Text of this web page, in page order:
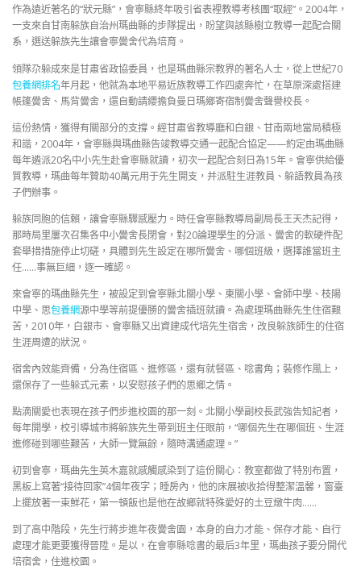
作為遠近著名的“狀元縣”，會寧縣終年吸引省表裡教導考核團“取經”。2004年，
一支來自甘南躲族自治州瑪曲縣的步隊提出，盼望與該縣樹立教導一起配合關
系，選送躲族先生讓會寧黌舍代為培育。
領隊尕躲成來是甘肅省政協委員，也是瑪曲縣宗教界的著名人士，從上世紀70
包養網排名年月起，他就為本地平易近族教導工作四處奔忙，在草原深處搭建
帳篷黌舍、馬背黌舍，還自動請纓擔負曼日瑪鄉寄宿制黌舍聲譽校長。
這份熱情，獲得有關部分的支撐。經甘肅省教導廳和白銀、甘南兩地當局積極
和諧，2004年，會寧縣與瑪曲縣告竣教導交通一起配合協定——約定由瑪曲縣
每年遴派20名中小先生赴會寧縣就讀，初次一起配合刻日為15年。會寧供給優
質教導，瑪曲每年贊助40萬元用于先生開支，并派駐生涯教員、躲語教員為孩
子們辦事。
躲族同胞的信賴，讓會寧縣驟感壓力。時任會寧縣教導局副局長王天杰記得，
那時局里屢次召集各中小黌舍長閉會，對20論理學生的分派、黌舍的軟硬件配
套舉措措施停止切磋，具體到先生設定在哪所黌舍、哪個班級，選擇誰當班主
任……事無巨細，逐一確認。
來會寧的瑪曲縣先生，被設定到會寧縣北關小學、東關小學、會師中學、枝陽
中學、思包養網源中學等前提優勝的黌舍插班就讀。為處理瑪曲縣先生住宿艱
苦，2010年，白銀市、會寧縣又出資建成代培先生宿舍，改良躲族師生的住宿
生涯周遭的狀況。
宿舍內效能齊備，分為住宿區、進修區，還有就餐區、唸書角；裝修作風上，
還保存了一些躲式元素，以安慰孩子們的思鄉之情。
點滴關愛也表現在孩子們步進校園的那一刻。北關小學副校長武強告知記者，
每年開學，校引導城市將躲族先生帶到班主任眼前，“哪個先生在哪個班、生涯
進修碰到哪些艱苦，大師一覽無餘，隨時溝通處理。”
初到會寧，瑪曲先生英木嘉就感觸感染到了這份關心：教室都做了特別布置，
黑板上寫著“接待回家”4個年夜字；睡房內，他的床展被收拾得整潔溫馨，窗臺
上擺放著一束鮮花，第一頓飯也是他在故鄉就特殊愛好的土豆燉牛肉……
到了高中階段，先生行將步進年夜黌舍園，本身的自力才能、保存才能、自行
處理才能更要獲得晉陞。是以，在會寧縣唸書的最后3年里，瑪曲孩子要分開代
培宿舍，住進校園。